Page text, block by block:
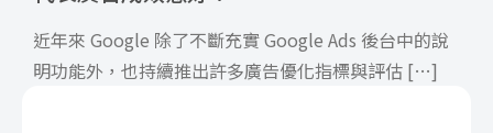
近年來 Google 除了不斷充實 Google Ads 後台中的說
明功能外，也持續推出許多廣告優化指標與評估 […]